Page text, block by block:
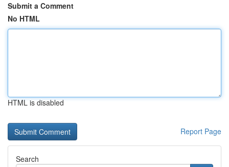
Submit a Comment
No HTML
HTML is disabled
Report Page
Search